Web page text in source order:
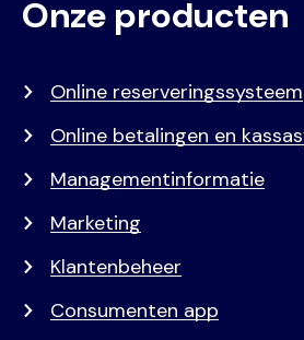
Voet
Primair
Onze producten
Online reserveringssysteem
Online betalingen en
Managementinformatie
Marketing
Klantenbeheer
Consumenten app